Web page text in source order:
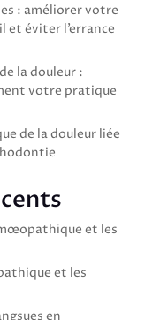
: améliorer votre
éviter l’errance
la douleur :
votre pratique
de la douleur liée
et les
et les
en